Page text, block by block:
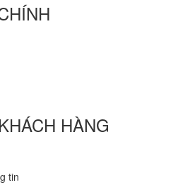
HÀNG
tin